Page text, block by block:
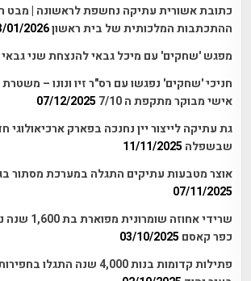
כתובת אשורית עתיקה נחשפת לראשונה | מבט
ההתכתבות המלכותית של בית ראשון01/2026
מפגש 'שחקים' עם מיכל גבאי להנצחת שני גבאי
חניכי 'שחקים' נפגשו עם רס"ר זיו ונונו –
אישי מבוקר מתקפת ה 7/10
07/12/2025
גת עתיקה לייצור יין נחנכה בפארק
שבשפלה 11/11/2025
אוצר מטבעות עתיקים התגלה במערכת מסתור
07/11/2025
שרידי אחוזה
כפר קאסם 03/10/2025
פתילות קדומות בנות 4,000 שנה